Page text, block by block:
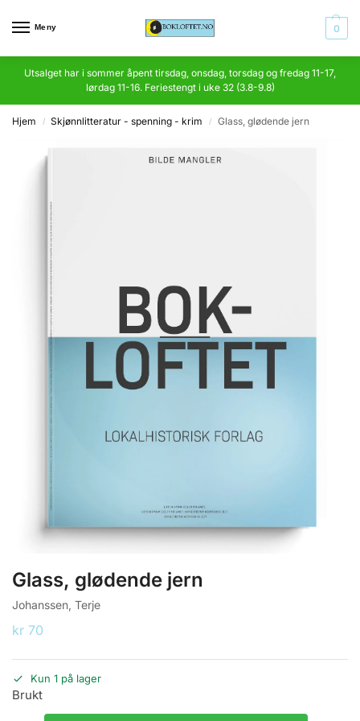
Meny 0
Utsalget har i sommer åpent tirsdag, onsdag, torsdag og fredag 11-17,
lørdag 11-16. Feriestengt i uke 32 (3.8-9.8)
Hjem / Skjønnlitteratur - spenning - krim / Glass, glødende jern
Glass, glødende jern
Johanssen, Terje
kr 70
Kun 1 på lager
Brukt